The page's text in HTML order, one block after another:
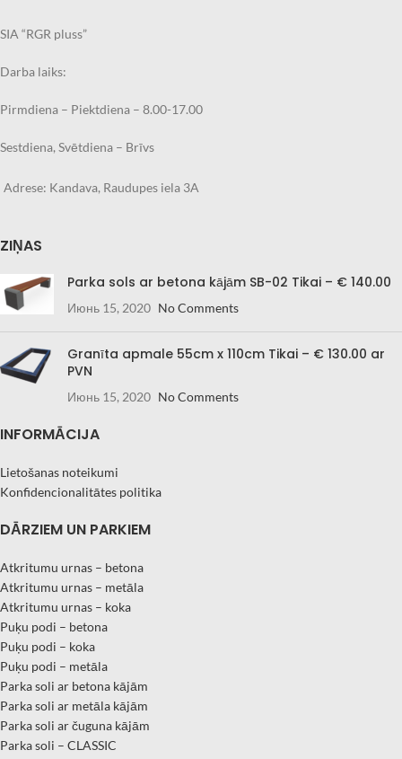
SIA “RGR pluss”
Darba laiks:
Pirmdiena – Piektdiena – 8.00-17.00
Sestdiena, Svētdiena – Brīvs
Adrese: Kandava, Raudupes iela 3A
ZIŅAS
Parka sols ar betona kājām SB-02 Tikai – € 140.00
Июнь 15, 2020 No Comments
Granīta apmale 55cm x 110cm Tikai – € 130.00 ar
PVN
Июнь 15, 2020 No Comments
INFORMĀCIJA
Lietošanas noteikumi
Konfidencionalitātes politika
DĀRZIEM UN PARKIEM
Atkritumu urnas – betona
Atkritumu urnas – metāla
Atkritumu urnas – koka
Puķu podi – betona
Puķu podi – koka
Puķu podi – metāla
Parka soli ar betona kājām
Parka soli ar metāla kājām
Parka soli ar čuguna kājām
Parka soli – CLASSIC